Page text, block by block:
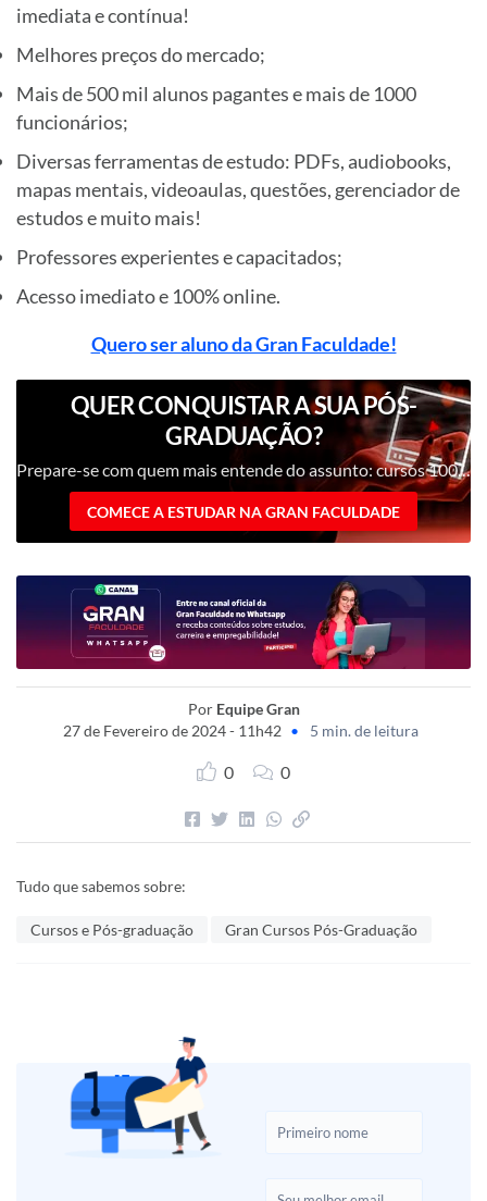
imediata e contínua!
Melhores preços do mercado;
Mais de 500 mil alunos pagantes e mais de 1000
funcionários;
Diversas ferramentas de estudo: PDFs, audiobooks,
mapas mentais, videoaulas, questões, gerenciador de
estudos e muito mais!
Professores experientes e capacitados;
Acesso imediato e 100% online.
Quero ser aluno da Gran Faculdade!
QUER CONQUISTAR A SUA PÓS-
GRADUAÇÃO?
Prepare-se com quem mais entende do assunto: cursos 100% digitais com nota máxima no MEC!
COMECE A ESTUDAR NA GRAN FACULDADE
Por Equipe Gran
27 de Fevereiro de 2024 - 11h42 • 5 min. de leitura
0 0
Tudo que sabemos sobre:
Cursos e Pós-graduação Gran Cursos Pós-Graduação